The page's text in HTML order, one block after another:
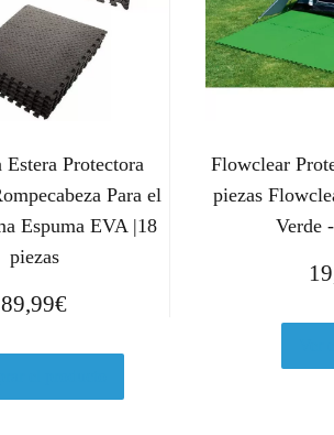
Protectora
Para el
Espuma EVA |18
piezas
89,99€
Flowclear
piezas
Verde